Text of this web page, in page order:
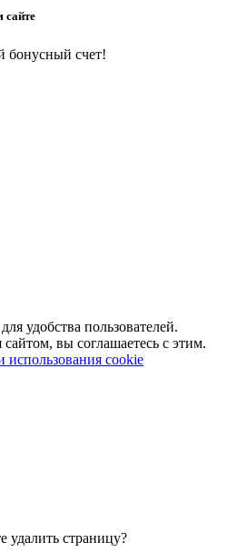
сайте
бонусный счет!
удобства пользователей.
вы соглашаетесь с этим.
использования cookie
удалить страницу?